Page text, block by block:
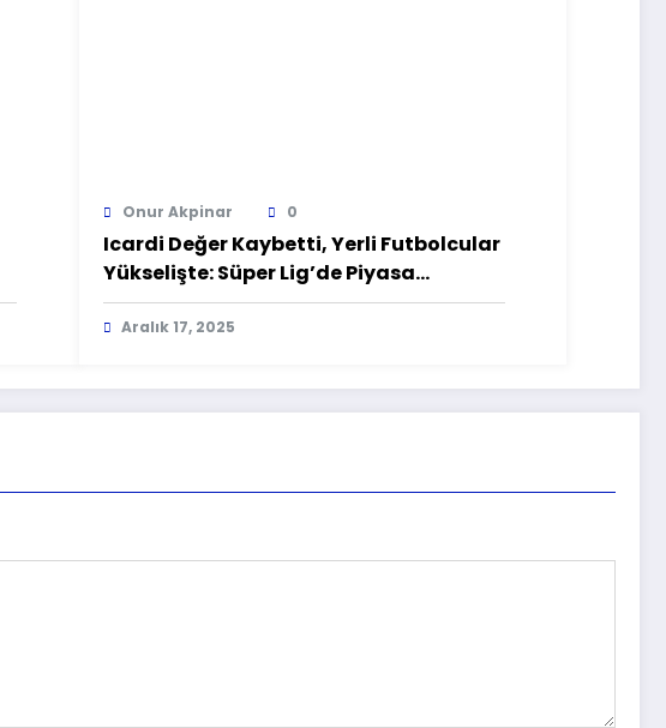
Onur Akpinar 0
Icardi Değer Kaybetti, Yerli Futbolcular
Yükselişte: Süper Lig’de Piyasa
Değerleri Güncellendi
Aralık 17, 2025